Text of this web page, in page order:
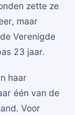
zette ze
maar
Verenigde
23 jaar.
haar
één van de
Voor